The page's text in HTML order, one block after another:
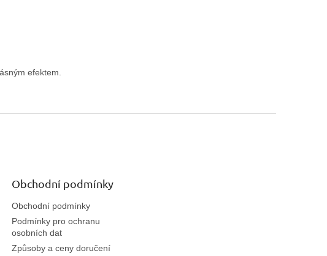
efektem.
Obchodní podmínky
Obchodní podmínky
Podmínky pro ochranu
osobních dat
Způsoby a ceny doručení